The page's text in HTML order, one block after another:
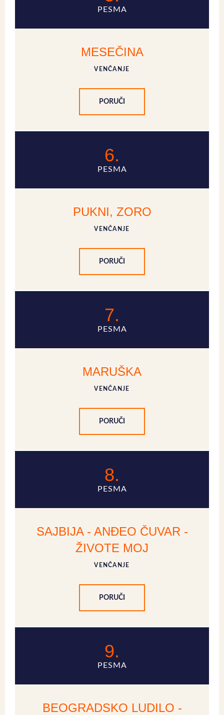
PESMA
MESEČINA
VENČANJE
PORUČI
6.
PESMA
PUKNI, ZORO
VENČANJE
PORUČI
7.
PESMA
MARUŠKA
VENČANJE
PORUČI
8.
PESMA
SAJBIJA - ANĐEO ČUVAR -
ŽIVOTE MOJ
VENČANJE
PORUČI
9.
PESMA
BEOGRADSKO LUDILO -